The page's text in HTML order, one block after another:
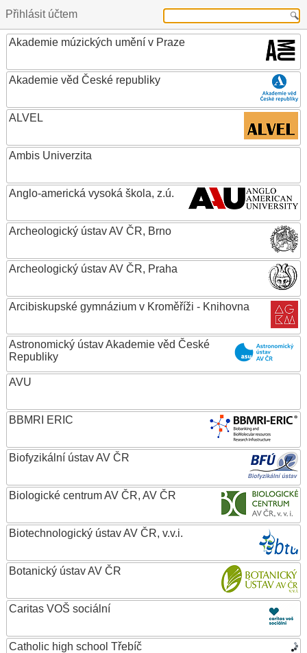
Přihlásit účtem
Akademie múzických umění v Praze
Akademie věd České republiky
ALVEL
Ambis Univerzita
Anglo-americká vysoká škola, z.ú.
Archeologický ústav AV ČR, Brno
Archeologický ústav AV ČR, Praha
Arcibiskupské gymnázium v Kroměříži - Knihovna
Astronomický ústav Akademie věd České
Republiky
AVU
BBMRI ERIC
Biofyzikální ústav AV ČR
Biologické centrum AV ČR, AV ČR
Biotechnologický ústav AV ČR, v.v.i.
Botanický ústav AV ČR
Caritas VOŠ sociální
Catholic high school Třebíč